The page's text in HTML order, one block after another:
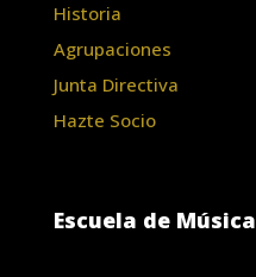
Historia
Agrupaciones
Junta Directiva
Hazte Socio
Escuela de Música